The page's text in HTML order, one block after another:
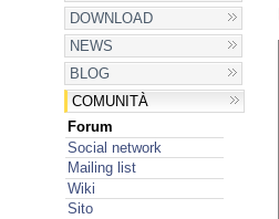
DOWNLOAD
NEWS
BLOG
COMUNITÀ
Forum
Social network
Mailing list
Wiki
Sito